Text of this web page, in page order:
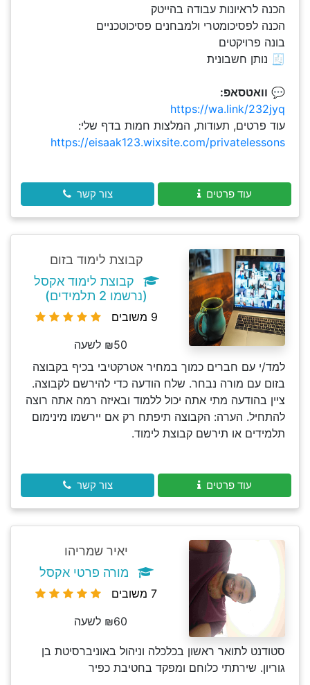
הכנה לראיונות עבודה בהייטק
הכנה לפסיכומטרי ולמבחנים פסיכוטכניים
בונה פרויקטים
🧾 נותן חשבונית
💬 וואטסאפ:
https://wa.link/232jyq
עוד פרטים, תעודות, המלצות חמות בדף שלי:
https://eisaak123.wixsite.com/privatelessons
עוד פרטים צור קשר
קבוצת לימוד בזום
קבוצת לימוד אקסל
(נרשמו 2 תלמידים)
9 משובים
₪50 לשעה
למד/י עם חברים כמוך במחיר אטרקטיבי בכיף בקבוצה
בזום עם מורה נבחר. שלח הודעה כדי להירשם לקבוצה.
ציין בהודעה מתי אתה יכול ללמוד ובאיזה רמה אתה רוצה
להתחיל. הערה: הקבוצה תיפתח רק אם יירשמו מינימום
תלמידים או תירשם קבוצת לימוד.
עוד פרטים צור קשר
יאיר שמריהו
מורה פרטי אקסל
7 משובים
₪60 לשעה
סטודנט לתואר ראשון בכלכלה וניהול באוניברסיטת בן
גוריון. שירתתי כלוחם ומפקד בחטיבת כפיר